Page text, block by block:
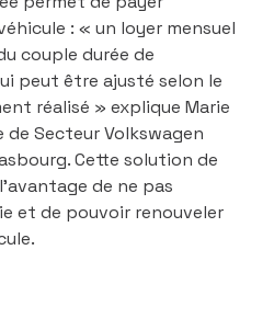
: « un loyer mensuel
couple durée de
peut être ajusté selon le
réalisé » explique Marie
de Secteur Volkswagen
Cette solution de
de ne pas
et de pouvoir renouveler